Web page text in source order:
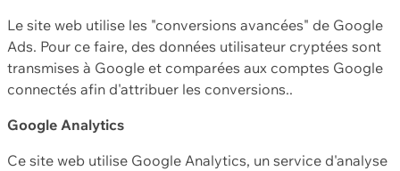
Le site web utilise les "conversions avancées" de Google
Ads. Pour ce faire, des données utilisateur cryptées sont
transmises à Google et comparées aux comptes Google
connectés afin d'attribuer les conversions..
Google Analytics
Ce site web utilise Google Analytics, un service d'analyse